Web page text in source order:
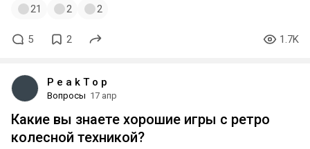
21 2 2
5 2 1.7K
P e a k T o p
Вопросы 17 апр
Какие вы знаете хорошие игры с ретро
колесной техникой?